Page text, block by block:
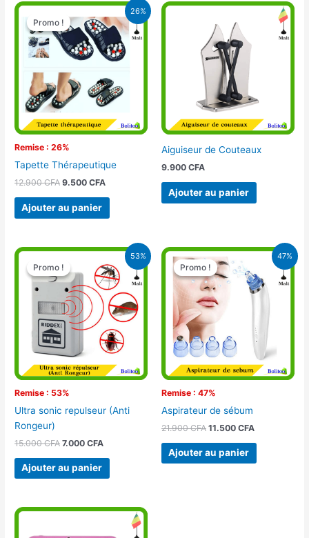
26%
Promo !
Remise : 26%
Promo !
Tapette Thérapeutique
12.900CFA
Le
prix
initial
était :
12.900 CFA.
9.500CFA
Le
prix
actuel
est :
9.500 CFA.
Ajouter au panier
Aiguiseur de Couteaux
9.900 CFA
Ajouter au panier
53%
Promo !
Remise : 53%
Promo !
Ultra sonic repulseur (Anti
Rongeur)
15.000CFA
Le
prix
initial
était :
15.000 CFA.
7.000CFA
Le
prix
actuel
est :
7.000 CFA.
Ajouter au panier
47%
Promo !
Remise : 47%
Promo !
Aspirateur de sébum
21.900CFA
Le
prix
initial
était :
21.900 CFA.
11.500 CFA
Le
actuel
est :
11.500 CFA.
Ajouter au panier